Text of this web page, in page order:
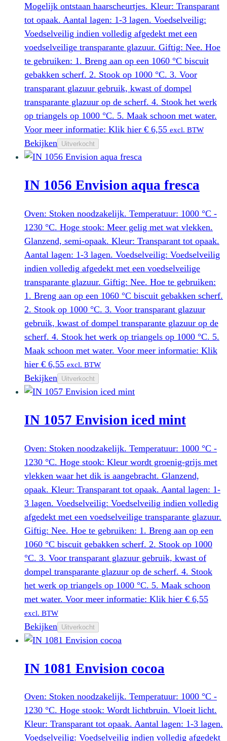
Mogelijk ontstaan haarscheurtjes. Kleur: Transparant
tot opaak. Aantal lagen: 1-3 lagen. Voedselveilig:
Voedselveilig indien volledig afgedekt met een
voedselveilige transparante glazuur. Giftig: Nee. Hoe
te gebruiken: 1. Breng aan op een 1060 °C biscuit
gebakken scherf. 2. Stook op 1000 °C. 3. Voor
transparant glazuur gebruik, kwast of dompel
transparante glazuur op de scherf. 4. Stook het werk
op triangels op 1000 °C. 5. Maak schoon met water.
Voor meer informatie: Klik hier € 6,55 excl. BTW
Bekijken Uitverkocht
IN 1056 Envision aqua fresca
Oven: Stoken noodzakelijk. Temperatuur: 1000 °C -
1230 °C. Hoge stook: Meer gelig met wat vlekken.
Glanzend, semi-opaak. Kleur: Transparant tot opaak.
Aantal lagen: 1-3 lagen. Voedselveilig: Voedselveilig
indien volledig afgedekt met een voedselveilige
transparante glazuur. Giftig: Nee. Hoe te gebruiken:
1. Breng aan op een 1060 °C biscuit gebakken scherf.
2. Stook op 1000 °C. 3. Voor transparant glazuur
gebruik, kwast of dompel transparante glazuur op de
scherf. 4. Stook het werk op triangels op 1000 °C. 5.
Maak schoon met water. Voor meer informatie: Klik
hier € 6,55 excl. BTW
Bekijken Uitverkocht
IN 1057 Envision iced mint
Oven: Stoken noodzakelijk. Temperatuur: 1000 °C -
1230 °C. Hoge stook: Kleur wordt groenig-grijs met
vlekken waar het dik is aangebracht. Glanzend,
opaak. Kleur: Transparant tot opaak. Aantal lagen: 1-
3 lagen. Voedselveilig: Voedselveilig indien volledig
afgedekt met een voedselveilige transparante glazuur.
Giftig: Nee. Hoe te gebruiken: 1. Breng aan op een
1060 °C biscuit gebakken scherf. 2. Stook op 1000
°C. 3. Voor transparant glazuur gebruik, kwast of
dompel transparante glazuur op de scherf. 4. Stook
het werk op triangels op 1000 °C. 5. Maak schoon
met water. Voor meer informatie: Klik hier € 6,55
excl. BTW
Bekijken Uitverkocht
IN 1081 Envision cocoa
Oven: Stoken noodzakelijk. Temperatuur: 1000 °C -
1230 °C. Hoge stook: Wordt lichtbruin. Vloeit licht.
Kleur: Transparant tot opaak. Aantal lagen: 1-3 lagen.
Voedselveilig: Voedselveilig indien volledig afgedekt